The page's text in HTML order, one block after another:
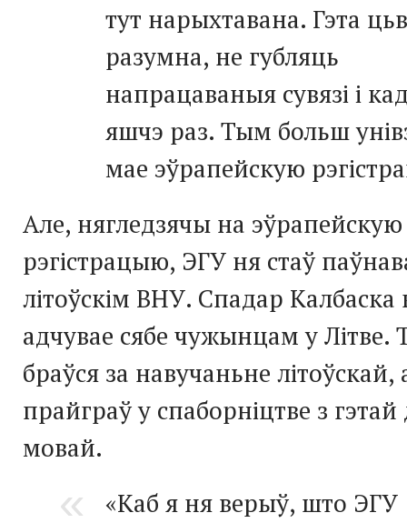
тут нарыхтавана. Гэта
разумна, не губляць
напрацаваныя сувязі і
яшчэ раз. Тым больш
мае эўрапейскую
Але, нягледзячы на эўрапейскую
рэгістрацыю, ЭГУ ня стаў
літоўскім ВНУ. Спадар
адчувае сябе чужынцам у Літве.
браўся за навучаньне
прайграў у спаборніцтве з
мовай.
«Каб я ня верыў, што ЭГУ